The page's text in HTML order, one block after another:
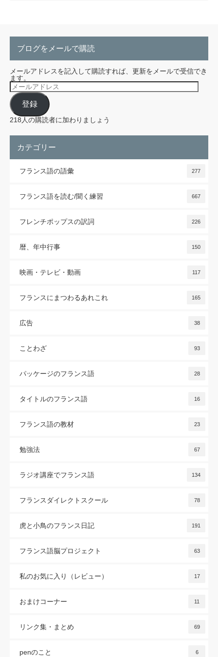
ブログをメールで購読
メールアドレスを記入して購読すれば、更新をメールで受信でき
ます。
メ
ー
ル
ア
ド
レ
登録
218人の購読者に加わりましょう
カテゴリー
フランス語の語彙 277
フランス語を読む/聞く練習 667
フレンチポップスの訳詞 226
暦、年中行事 150
映画・テレビ・動画 117
フランスにまつわるあれこれ 165
広告 38
ことわざ 93
パッケージのフランス語 28
タイトルのフランス語 16
フランス語の教材 23
勉強法 67
ラジオ講座でフランス語 134
フランスダイレクトスクール 78
虎と小鳥のフランス日記 191
フランス語脳プロジェクト 63
私のお気に入り（レビュー） 17
おまけコーナー 11
リンク集・まとめ 69
penのこと 6